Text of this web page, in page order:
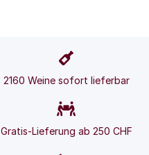
2160 Weine sofort lieferbar
Gratis-Lieferung ab 250 CHF